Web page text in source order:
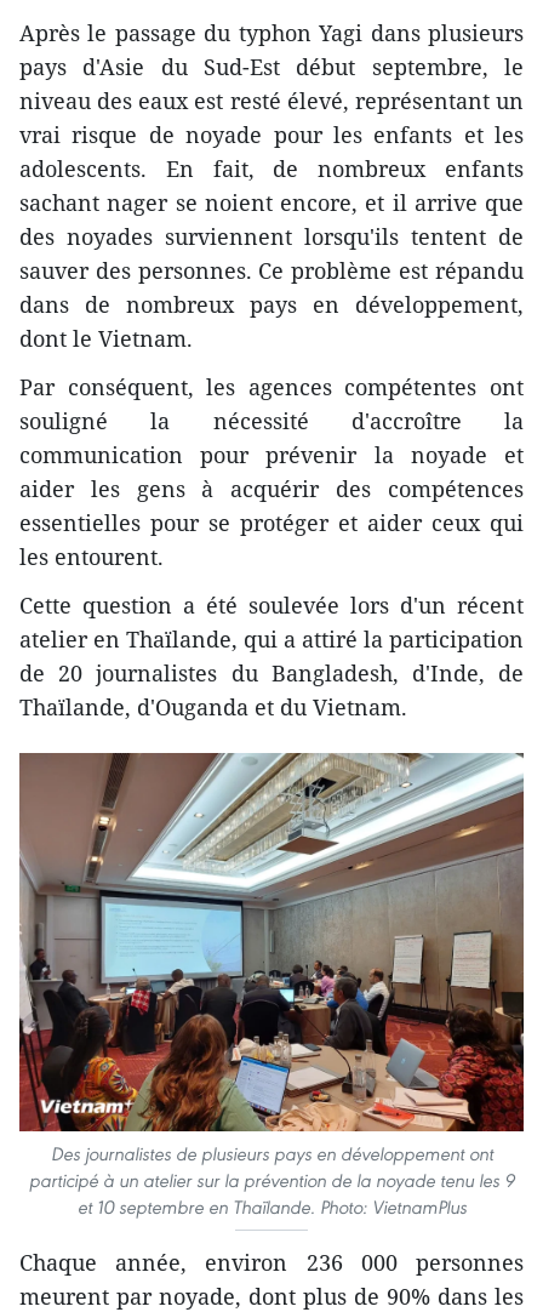
Après le passage du typhon Yagi dans plusieurs
pays d'Asie du Sud-Est début septembre, le
niveau des eaux est resté élevé, représentant un
vrai risque de noyade pour les enfants et les
adolescents. En fait, de nombreux enfants
sachant nager se noient encore, et il arrive que
des noyades surviennent lorsqu'ils tentent de
sauver des personnes. Ce problème est répandu
dans de nombreux pays en développement,
dont le Vietnam.
Par conséquent, les agences compétentes ont
souligné la nécessité d'accroître la
communication pour prévenir la noyade et
aider les gens à acquérir des compétences
essentielles pour se protéger et aider ceux qui
les entourent.
Cette question a été soulevée lors d'un récent
atelier en Thaïlande, qui a attiré la participation
de 20 journalistes du Bangladesh, d'Inde, de
Thaïlande, d'Ouganda et du Vietnam.
Des journalistes de plusieurs pays en développement ont
participé à un atelier sur la prévention de la noyade tenu les 9
et 10 septembre en Thaïlande. Photo: VietnamPlus
Chaque année, environ 236 000 personnes
meurent par noyade, dont plus de 90% dans les